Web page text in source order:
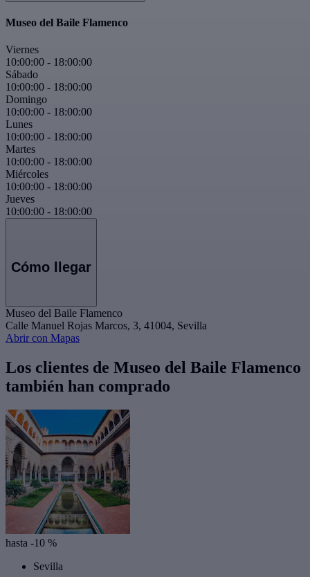
Museo del Baile Flamenco
Viernes
10:00:00 - 18:00:00
Sábado
10:00:00 - 18:00:00
Domingo
10:00:00 - 18:00:00
Lunes
10:00:00 - 18:00:00
Martes
10:00:00 - 18:00:00
Miércoles
10:00:00 - 18:00:00
Jueves
10:00:00 - 18:00:00
Cómo llegar
Museo del Baile Flamenco
Calle Manuel Rojas Marcos, 3, 41004, Sevilla
Abrir con Mapas
Los clientes de Museo del Baile Flamenco
también han comprado
hasta -10 %
Sevilla